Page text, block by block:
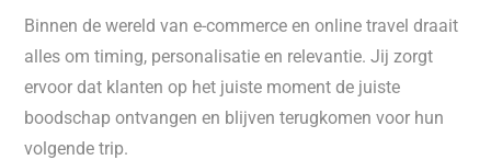
Binnen de wereld van e-commerce en online travel draait
alles om timing, personalisatie en relevantie. Jij zorgt
ervoor dat klanten op het juiste moment de juiste
boodschap ontvangen en blijven terugkomen voor hun
volgende trip.